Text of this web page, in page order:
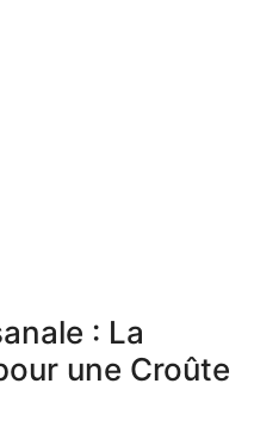
: La
une Croûte